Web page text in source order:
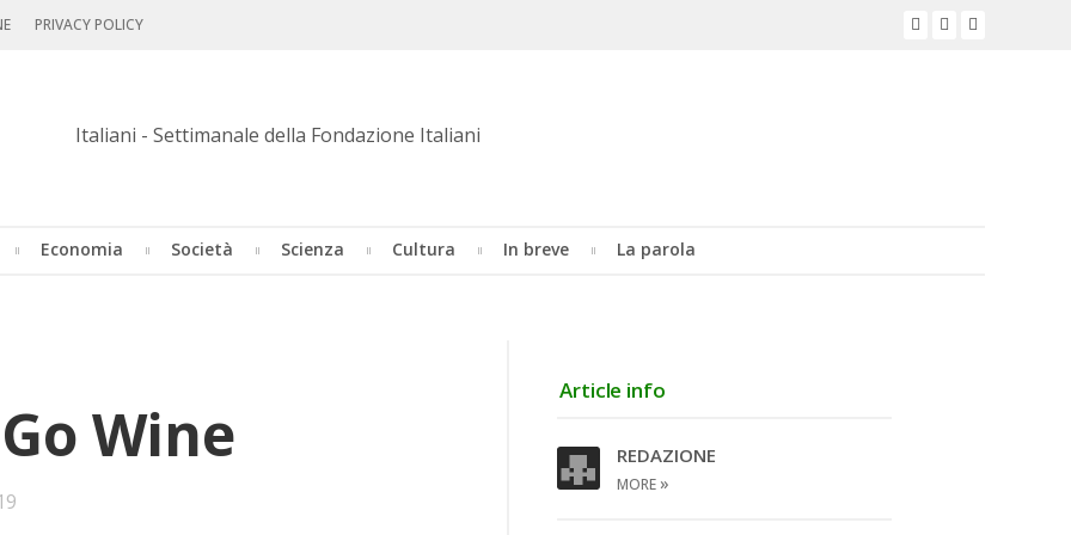
PRIVACY POLICY
Economia Società Scienza Cultura In breve La parola
Wine
Article info
REDAZIONE
MORE »